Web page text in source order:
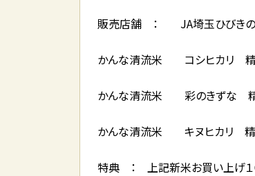
販売店舗 ： JA埼玉ひびきの
かんな清流米 コシヒカリ 精
かんな清流米 彩のきずな 精
かんな清流米 キヌヒカリ 精
特典 ： 上記新米お買い上げ１